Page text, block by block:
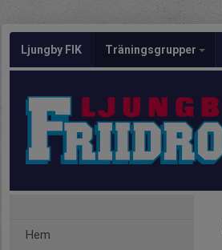
Ljungby FIK Träningsgrupper
Hem